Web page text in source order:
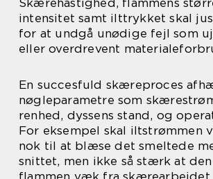
intensitet samt ilttrykket skal
for at undgå unødige fejl som
eller overdrevent
En succesfuld skæreproces
nøgleparametre som
renhed, dyssens stand, og
For eksempel skal iltstrømmen
nok til at blæse det smeltede
snittet, men ikke så stærk at
flammen væk fra skærearbejdet.